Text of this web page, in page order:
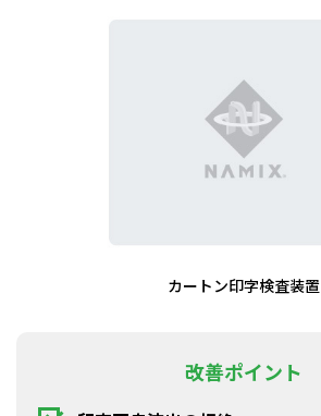
カートン印字検査装置
改善ポイント